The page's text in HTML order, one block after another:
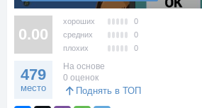
0.00
хороших
0
средних
0
плохих
0
479
место
На основе
0 оценок
Поднять в ТОП